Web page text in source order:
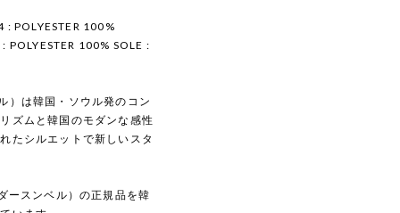
: POLYESTER 100%
POLYESTER 100% SOLE :
）は韓国・ソウル発のコン
ズムと韓国のモダンな感性
たシルエットで新しいスタ
ースンベル）の正規品を韓